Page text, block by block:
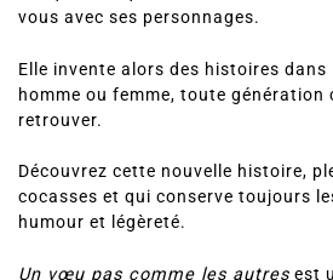
vous avec ses personnages.
Elle invente alors des histoires dans
homme ou femme, toute génération
retrouver.
Découvrez cette nouvelle histoire,
cocasses et qui conserve toujours
humour et légèreté.
Un vœu pas comme les autres est